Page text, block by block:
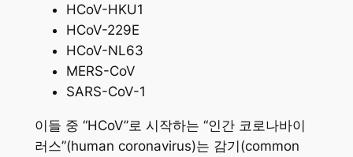
HCoV-HKU1
HCoV-229E
HCoV-NL63
MERS-CoV
SARS-CoV-1
이들 중 “HCoV”로 시작하는 “인간 코로나바이
러스”(human coronavirus)는 감기(common